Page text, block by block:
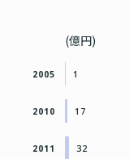
(億円)
1
2005
17
2010
32
2011